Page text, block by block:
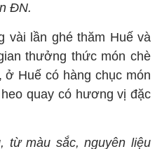
ĐN.
vài lần ghé thăm Huế và
thưởng thức món chè
Huế có hàng chục món
quay có hương vị đặc
từ màu sắc, nguyên liệu